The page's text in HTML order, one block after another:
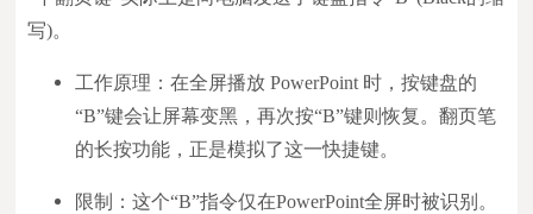
写)。
工作原理：在全屏播放 PowerPoint 时，按键盘的
“B”键会让屏幕变黑，再次按“B”键则恢复。翻页笔
的长按功能，正是模拟了这一快捷键。
限制：这个“B”指令仅在PowerPoint全屏时被识别。